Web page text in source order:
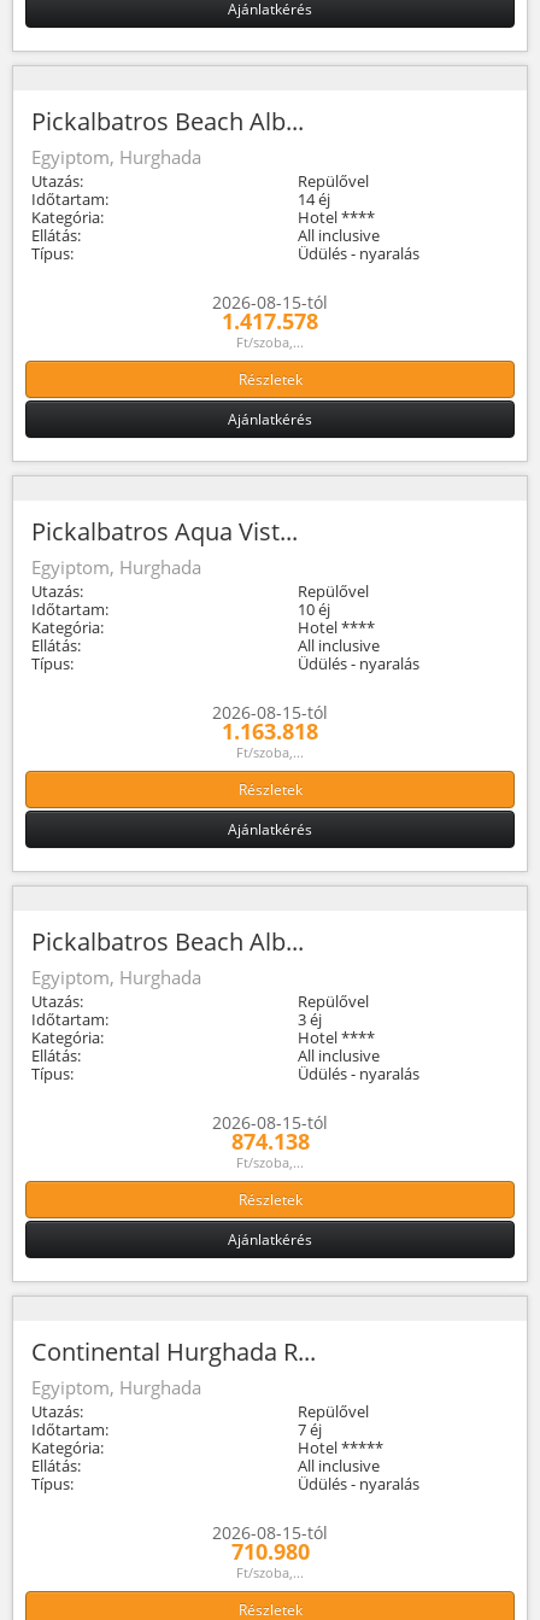
Ajánlatkérés
Pickalbatros Beach Alb...
Egyiptom, Hurghada
Utazás:
Repülővel
Időtartam:
14 éj
Kategória:
Hotel ****
Ellátás:
All inclusive
Típus:
Üdülés - nyaralás
2026-08-15-tól
1.417.578
Ft/szoba,...
Részletek
Ajánlatkérés
Pickalbatros Aqua Vist...
Egyiptom, Hurghada
Utazás:
Repülővel
Időtartam:
10 éj
Kategória:
Hotel ****
Ellátás:
All inclusive
Típus:
Üdülés - nyaralás
2026-08-15-tól
1.163.818
Ft/szoba,...
Részletek
Ajánlatkérés
Pickalbatros Beach Alb...
Egyiptom, Hurghada
Utazás:
Repülővel
Időtartam:
3 éj
Kategória:
Hotel ****
Ellátás:
All inclusive
Típus:
Üdülés - nyaralás
2026-08-15-tól
874.138
Ft/szoba,...
Részletek
Ajánlatkérés
Continental Hurghada R...
Egyiptom, Hurghada
Utazás:
Repülővel
Időtartam:
7 éj
Kategória:
Hotel *****
Ellátás:
All inclusive
Típus:
Üdülés - nyaralás
2026-08-15-tól
710.980
Ft/szoba,...
Részletek